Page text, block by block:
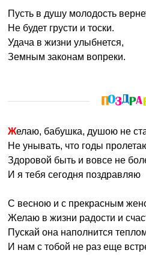
Пусть в душу молодость
Не будет грусти и тоски.
Удача в жизни улыбнется,
Земным законам вопреки.
Желаю, бабушка, душою не
Не унывать, что годы
Здоровой быть и вовсе не
И я тебя сегодня поздравляю
С весною и с прекрасным
Желаю в жизни радости и
Пускай она наполнится
И нам с тобой не раз еще